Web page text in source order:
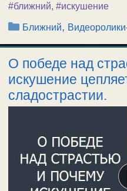
#ближний, #искушение
Рубрики
Ближний,
О победе над
искушение
сладострастии.